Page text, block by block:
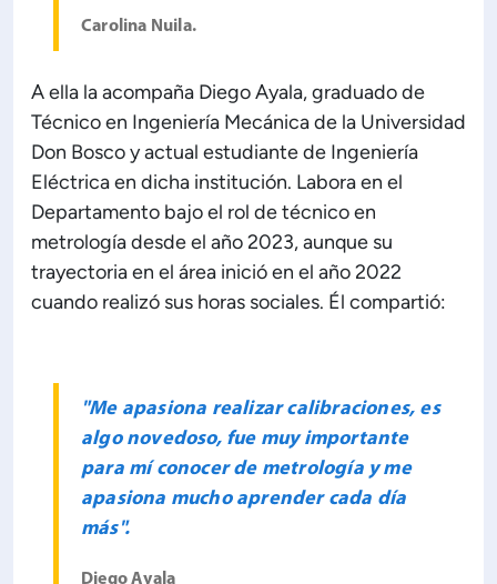
Carolina Nuila.
A ella la acompaña Diego Ayala, graduado de
Técnico en Ingeniería Mecánica de la Universidad
Don Bosco y actual estudiante de Ingeniería
Eléctrica en dicha institución. Labora en el
Departamento bajo el rol de técnico en
metrología desde el año 2023, aunque su
trayectoria en el área inició en el año 2022
cuando realizó sus horas sociales. Él compartió:
"Me apasiona realizar calibraciones, es
algo novedoso, fue muy importante
para mí conocer de metrología y me
apasiona mucho aprender cada día
más".
Diego Ayala